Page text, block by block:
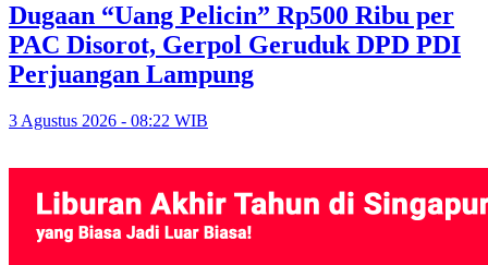
Dugaan “Uang Pelicin” Rp500 Ribu per
PAC Disorot, Gerpol Geruduk DPD PDI
Perjuangan Lampung
3 Agustus 2026 - 08:22 WIB